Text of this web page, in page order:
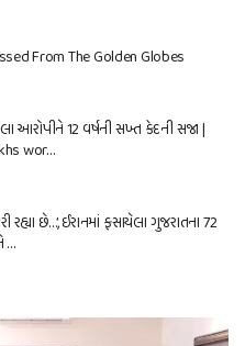
From The Golden Globes
આરોપીને 12 વર્ષની સખ્ત કેદની સજા |
wor…
રહ્યા છે…’, ઈરાનમાં ફસાયેલા ગુજરાતના 72
…